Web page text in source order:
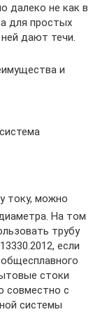
далеко не как в
для простых
дают течи.
и
току, можно
На том
трубу
если
стоки
совместно с
системы